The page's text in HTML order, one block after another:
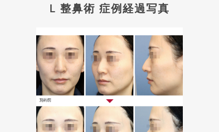
L 整鼻術 症例経過写真